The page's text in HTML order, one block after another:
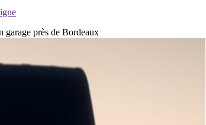
garage près de Bordeaux